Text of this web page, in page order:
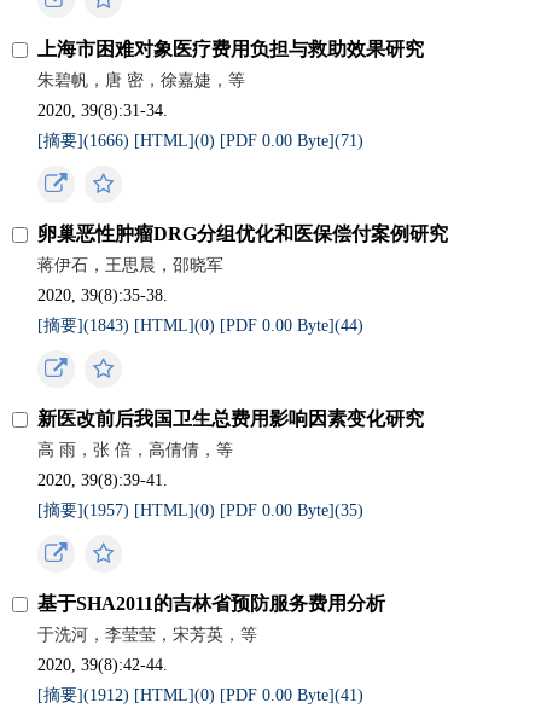
上海市困难对象医疗费用负担与救助效果研究
朱碧帆，唐 密，徐嘉婕，等
2020, 39(8):31-34.
[摘要](1666) [HTML](0) [PDF 0.00 Byte](71)
卵巢恶性肿瘤DRG分组优化和医保偿付案例研究
蒋伊石，王思晨，邵晓军
2020, 39(8):35-38.
[摘要](1843) [HTML](0) [PDF 0.00 Byte](44)
新医改前后我国卫生总费用影响因素变化研究
高 雨，张 倍，高倩倩，等
2020, 39(8):39-41.
[摘要](1957) [HTML](0) [PDF 0.00 Byte](35)
基于SHA2011的吉林省预防服务费用分析
于洗河，李莹莹，宋芳英，等
2020, 39(8):42-44.
[摘要](1912) [HTML](0) [PDF 0.00 Byte](41)